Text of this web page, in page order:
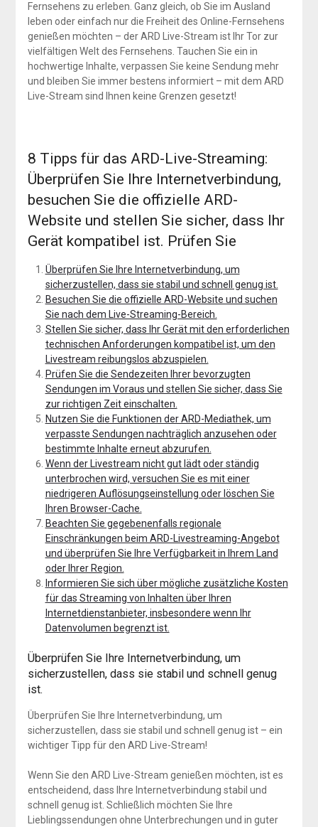
Fernsehens zu erleben. Ganz gleich, ob Sie im Ausland
leben oder einfach nur die Freiheit des Online-Fernsehens
genießen möchten – der ARD Live-Stream ist Ihr Tor zur
vielfältigen Welt des Fernsehens. Tauchen Sie ein in
hochwertige Inhalte, verpassen Sie keine Sendung mehr
und bleiben Sie immer bestens informiert – mit dem ARD
Live-Stream sind Ihnen keine Grenzen gesetzt!
8 Tipps für das ARD-Live-Streaming:
Überprüfen Sie Ihre Internetverbindung,
besuchen Sie die offizielle ARD-
Website und stellen Sie sicher, dass Ihr
Gerät kompatibel ist. Prüfen Sie
Überprüfen Sie Ihre Internetverbindung, um
sicherzustellen, dass sie stabil und schnell genug ist.
Besuchen Sie die offizielle ARD-Website und suchen
Sie nach dem Live-Streaming-Bereich.
Stellen Sie sicher, dass Ihr Gerät mit den erforderlichen
technischen Anforderungen kompatibel ist, um den
Livestream reibungslos abzuspielen.
Prüfen Sie die Sendezeiten Ihrer bevorzugten
Sendungen im Voraus und stellen Sie sicher, dass Sie
zur richtigen Zeit einschalten.
Nutzen Sie die Funktionen der ARD-Mediathek, um
verpasste Sendungen nachträglich anzusehen oder
bestimmte Inhalte erneut abzurufen.
Wenn der Livestream nicht gut lädt oder ständig
unterbrochen wird, versuchen Sie es mit einer
niedrigeren Auflösungseinstellung oder löschen Sie
Ihren Browser-Cache.
Beachten Sie gegebenenfalls regionale
Einschränkungen beim ARD-Livestreaming-Angebot
und überprüfen Sie Ihre Verfügbarkeit in Ihrem Land
oder Ihrer Region.
Informieren Sie sich über mögliche zusätzliche Kosten
für das Streaming von Inhalten über Ihren
Internetdienstanbieter, insbesondere wenn Ihr
Datenvolumen begrenzt ist.
Überprüfen Sie Ihre Internetverbindung, um
sicherzustellen, dass sie stabil und schnell genug
ist.
Überprüfen Sie Ihre Internetverbindung, um
sicherzustellen, dass sie stabil und schnell genug ist – ein
wichtiger Tipp für den ARD Live-Stream!
Wenn Sie den ARD Live-Stream genießen möchten, ist es
entscheidend, dass Ihre Internetverbindung stabil und
schnell genug ist. Schließlich möchten Sie Ihre
Lieblingssendungen ohne Unterbrechungen und in guter